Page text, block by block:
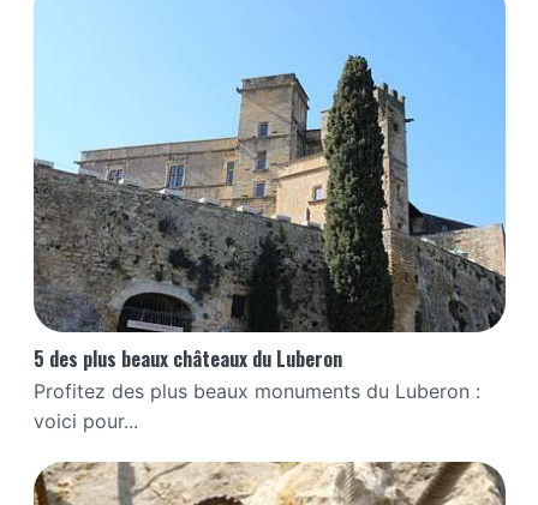
5 des plus beaux châteaux du Luberon
Profitez des plus beaux monuments du Luberon :
voici pour...